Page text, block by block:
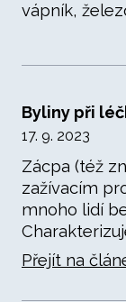
vápník,
Byliny při
17. 9. 2023
Zácpa (též
zažívacím
mnoho lidí
Přejít na